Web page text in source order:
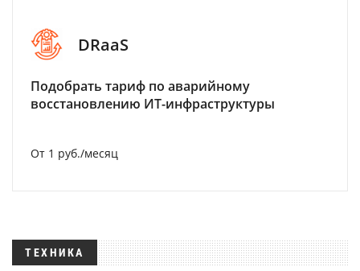
DRaaS
Подобрать тариф по аварийному
восстановлению ИТ-инфраструктуры
От 1 руб./месяц
ТЕХНИКА